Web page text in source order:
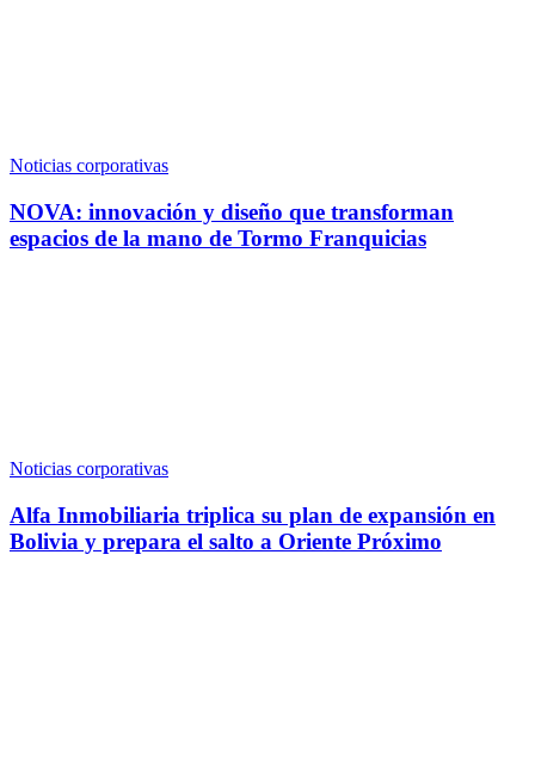
Noticias corporativas
NOVA: innovación y diseño que transforman
espacios de la mano de Tormo Franquicias
Noticias corporativas
Alfa Inmobiliaria triplica su plan de expansión en
Bolivia y prepara el salto a Oriente Próximo